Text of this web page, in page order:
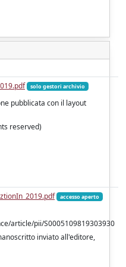
solo gestori archivio
pubblicata con il layout
reserved)
accesso aperto
article/pii/S0005109819303930
inviato all'editore,